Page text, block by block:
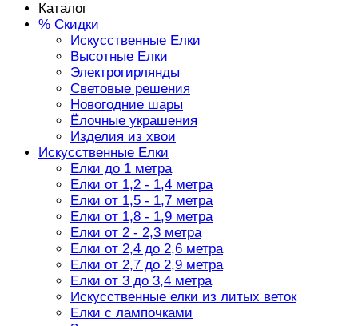
Каталог
% Скидки
Искусственные Елки
Высотные Елки
Электрогирлянды
Световые решения
Новогодние шары
Ёлочные украшения
Изделия из хвои
Искусственные Елки
Елки до 1 метра
Елки от 1,2 - 1,4 метра
Елки от 1,5 - 1,7 метра
Елки от 1,8 - 1,9 метра
Елки от 2 - 2,3 метра
Елки от 2,4 до 2,6 метра
Елки от 2,7 до 2,9 метра
Елки от 3 до 3,4 метра
Искусственные елки из литых веток
Елки с лампочками